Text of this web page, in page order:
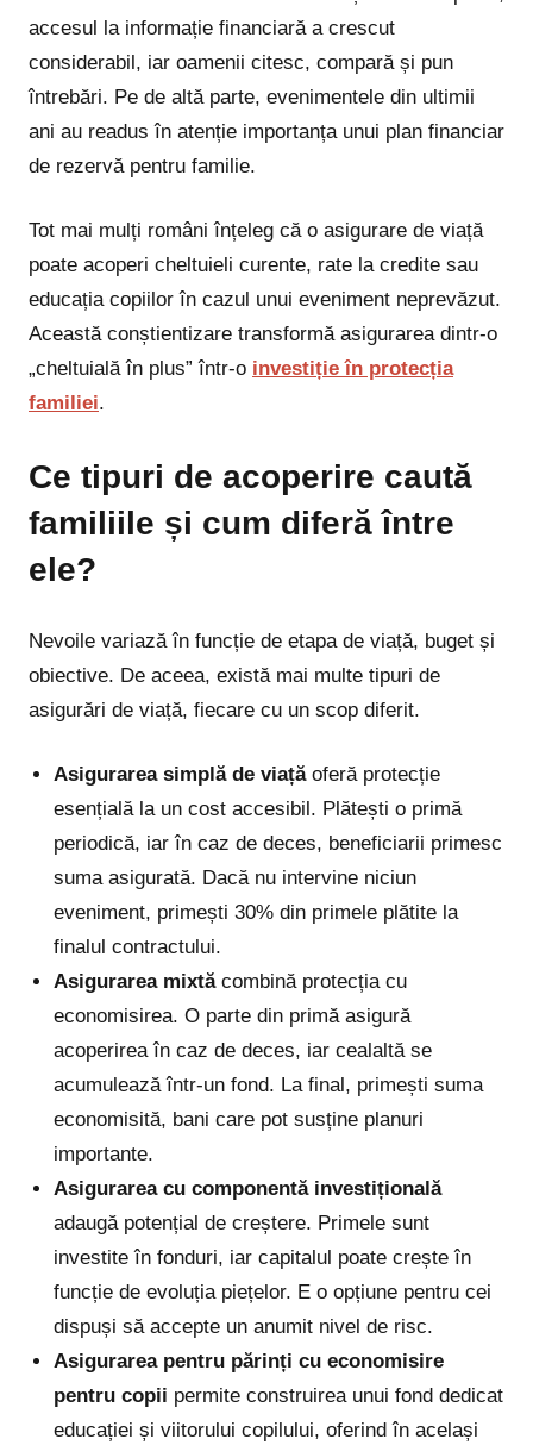
accesul la informație financiară a crescut
considerabil, iar oamenii citesc, compară și pun
întrebări. Pe de altă parte, evenimentele din ultimii
ani au readus în atenție importanța unui plan financiar
de rezervă pentru familie.
Tot mai mulți români înțeleg că o asigurare de viață
poate acoperi cheltuieli curente, rate la credite sau
educația copiilor în cazul unui eveniment neprevăzut.
Această conștientizare transformă asigurarea dintr-o
„cheltuială în plus” într-o investiție în protecția
familiei.
Ce tipuri de acoperire caută
familiile și cum diferă între
ele?
Nevoile variază în funcție de etapa de viață, buget și
obiective. De aceea, există mai multe tipuri de
asigurări de viață, fiecare cu un scop diferit.
Asigurarea simplă de viațăoferă protecție
esențială la un cost accesibil. Plătești o primă
periodică, iar în caz de deces, beneficiarii primesc
suma asigurată. Dacă nu intervine niciun
eveniment, primești 30% din primele plătite la
finalul contractului.
Asigurarea mixtăcombină protecția cu
economisirea. O parte din primă asigură
acoperirea în caz de deces, iar cealaltă se
acumulează într-un fond. La final, primești suma
economisită, bani care pot susține planuri
importante.
Asigurarea cu componentă investițională
adaugă potențial de creștere. Primele sunt
investite în fonduri, iar capitalul poate crește în
funcție de evoluția piețelor. E o opțiune pentru cei
dispuși să accepte un anumit nivel de risc.
Asigurarea pentru părinți cu economisire
pentru copii permite construirea unui fond dedicat
educației și viitorului copilului, oferind în același